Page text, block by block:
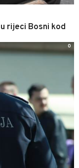
rijeci Bosni kod
0